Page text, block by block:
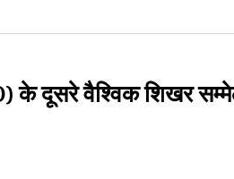
के दूसरे वैश्विक शिखर